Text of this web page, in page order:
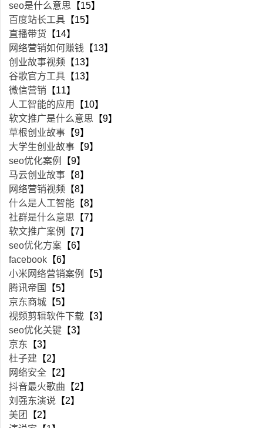
seo是什么意思 【15】
百度站长工具 【15】
直播带货 【14】
网络营销如何赚钱 【13】
创业故事视频 【13】
谷歌官方工具 【13】
微信营销 【11】
人工智能的应用
【10】
软文推广是什么意思 【9】
草根创业故事 【9】
大学生创业故事 【9】
seo优化案例
【9】
马云创业故事 【8】
网络营销视频 【8】
什么是人工智能 【8】
社群是什么意思 【7】
软文推广案例
【7】
seo优化方案 【6】
facebook 【6】
小米网络营销案例
【5】
腾讯帝国
【5】
京东商城 【5】
视频剪辑软件下载 【3】
seo优化关键 【3】
京东 【3】
杜子建 【2】
网络安全 【2】
抖音最火歌曲 【2】
刘强东演说 【2】
美团
【2】